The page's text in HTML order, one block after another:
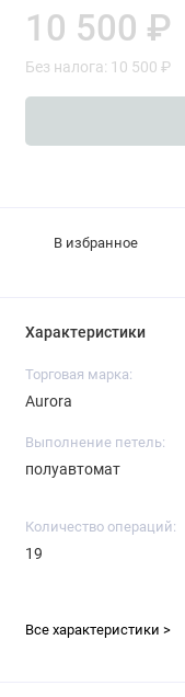
10 500 ₽
Без налога: 10 500 ₽
В избранное
Характеристики
Торговая марка:
Aurora
Выполнение петель:
полуавтомат
Количество операций:
19
Все характеристики >